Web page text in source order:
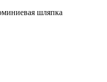
шляпка